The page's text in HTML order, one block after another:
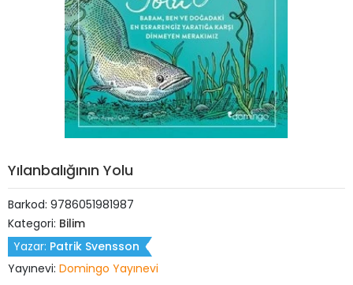
Yılanbalığının Yolu
Barkod: 9786051981987
Kategori: Bilim
Yazar: Patrik Svensson
Yayınevi: Domingo Yayınevi